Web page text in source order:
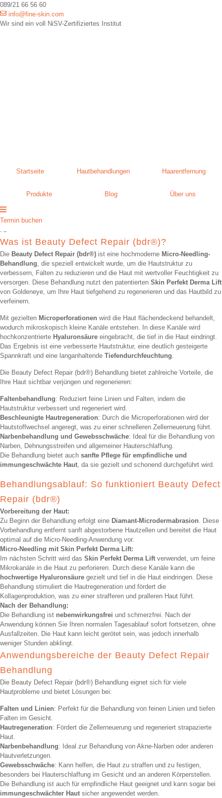
089/21 66 56 60
info@fine-skin.com
Wir sind ein voll NiSV-Zertifiziertes Institut
Startseite Hautbehandlungen Haarentfernung
Produkte Blog Über uns
Termin buchen
Was ist Beauty Defect Repair (bdr®)?
Die Beauty Defect Repair (bdr®) ist eine hochmoderne Micro-Needling-
Behandlung, die speziell entwickelt wurde, um die Hautstruktur zu
verbessern, Falten zu reduzieren und die Haut mit wertvoller Feuchtigkeit zu
versorgen. Diese Behandlung nutzt den patentierten Skin Perfekt Derma Lift
von Goldeneye, um Ihre Haut tiefgehend zu regenerieren und das Hautbild zu
verfeinern.
Mit gezielten Microperforationen wird die Haut flächendeckend behandelt,
wodurch mikroskopisch kleine Kanäle entstehen. In diese Kanäle wird
hochkonzentrierte Hyaluronsäure eingebracht, die tief in die Haut eindringt.
Das Ergebnis ist eine verbesserte Hautstruktur, eine deutlich gesteigerte
Spannkraft und eine langanhaltende Tiefendurchfeuchtung.
Die Beauty Defect Repair (bdr®) Behandlung bietet zahlreiche Vorteile, die
Ihre Haut sichtbar verjüngen und regenerieren:
Faltenbehandlung: Reduziert feine Linien und Falten, indem die
Hautstruktur verbessert und regeneriert wird.
Beschleunigte Hautregeneration: Durch die Microperforationen wird der
Hautstoffwechsel angeregt, was zu einer schnelleren Zellerneuerung führt.
Narbenbehandlung und Gewebsschwäche: Ideal für die Behandlung von
Narben, Dehnungsstreifen und allgemeiner Hauterschlaffung.
Die Behandlung bietet auch sanfte Pflege für empfindliche und
immungeschwächte Haut, da sie gezielt und schonend durchgeführt wird.
Behandlungsablauf: So funktioniert Beauty Defect
Repair (bdr®)
Vorbereitung der Haut:
Zu Beginn der Behandlung erfolgt eine Diamant-Microdermabrasion. Diese
Vorbehandlung entfernt sanft abgestorbene Hautzellen und bereitet die Haut
optimal auf die Micro-Needling-Anwendung vor.
Micro-Needling mit Skin Perfekt Derma Lift:
Im nächsten Schritt wird das Skin Perfekt Derma Lift verwendet, um feine
Mikrokanäle in die Haut zu perforieren. Durch diese Kanäle kann die
hochwertige Hyaluronsäure gezielt und tief in die Haut eindringen. Diese
Behandlung stimuliert die Hautregeneration und fördert die
Kollagenproduktion, was zu einer strafferen und pralleren Haut führt.
Nach der Behandlung:
Die Behandlung ist nebenwirkungsfrei und schmerzfrei. Nach der
Anwendung können Sie Ihren normalen Tagesablauf sofort fortsetzen, ohne
Ausfallzeiten. Die Haut kann leicht gerötet sein, was jedoch innerhalb
weniger Stunden abklingt.
Anwendungsbereiche der Beauty Defect Repair
Behandlung
Die Beauty Defect Repair (bdr®) Behandlung eignet sich für viele
Hautprobleme und bietet Lösungen bei:
Falten und Linien: Perfekt für die Behandlung von feinen Linien und tiefen
Falten im Gesicht.
Hautregeneration: Fördert die Zellerneuerung und regeneriert strapazierte
Haut.
Narbenbehandlung: Ideal zur Behandlung von Akne-Narben oder anderen
Hautverletzungen.
Gewebsschwäche: Kann helfen, die Haut zu straffen und zu festigen,
besonders bei Hauterschlaffung im Gesicht und an anderen Körperstellen.
Die Behandlung ist auch für empfindliche Haut geeignet und kann sogar bei
immungeschwächter Haut sicher angewendet werden.